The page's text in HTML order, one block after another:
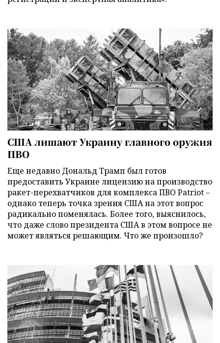
США лишают Украину главного оружия
ПВО
Еще недавно Дональд Трамп был готов
предоставить Украине лицензию на производство
ракет-перехватчиков для комплекса ПВО Patriot –
однако теперь точка зрения США на этот вопрос
радикально поменялась. Более того, выяснилось,
что даже слово президента США в этом вопросе не
может являться решающим. Что же произошло?